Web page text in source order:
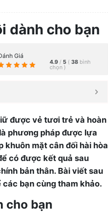
dành cho bạn
Giá
4.9 / 5 ( 38 bình
chọn )
được vẻ tươi trẻ và hoàn
phương pháp được lựa
khuôn mặt cân đối hài hòa
có được kết quả sau
bản thân. Bài viết sau
bạn cùng tham khảo.
cho bạn